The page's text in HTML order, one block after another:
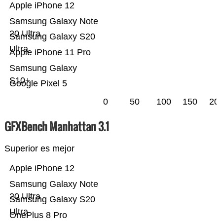
Google Pixel 5
Samsung Galaxy
S10+
Apple iPhone 11 Pro
Samsung Galaxy S20
Ultra
Samsung Galaxy Note
20 Ultra
Apple iPhone 12
0 50 100 150
GFXBench Manhattan 3.1
Superior es mejor
OnePlus 8 Pro
Samsung Galaxy S20
Ultra
Samsung Galaxy Note
20 Ultra
Apple iPhone 12